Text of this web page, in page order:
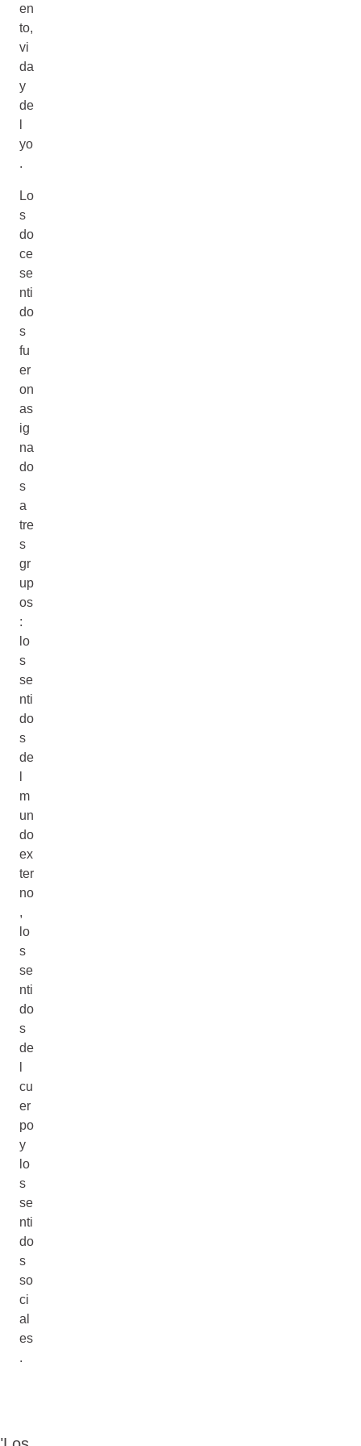
en
to,
vi
da
y
de
yo
.
Lo
s
do
ce
se
nti
do
s
fu
er
on
as
ig
na
do
s
a
tre
s
gr
up
os
:
lo
s
se
nti
do
s
de
m
un
do
ex
ter
no
,
lo
s
se
nti
do
s
de
cu
er
po
y
lo
s
se
nti
do
s
so
ci
al
es
.